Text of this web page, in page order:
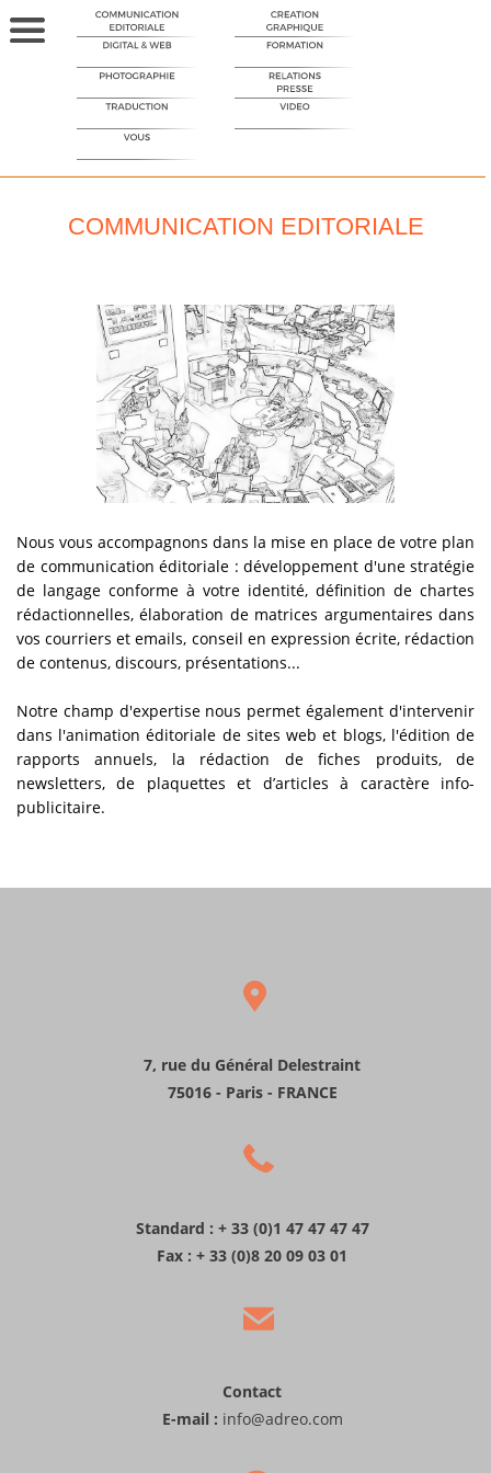
COMMUNICATION EDITORIALE
Nous vous accompagnons dans la mise en place de votre plan
de communication éditoriale : développement d'une stratégie
de langage conforme à votre identité, définition de chartes
rédactionnelles, élaboration de matrices argumentaires dans
vos courriers et emails, conseil en expression écrite, rédaction
de contenus, discours, présentations...
Notre champ d'expertise nous permet également d'intervenir
dans l'animation éditoriale de sites web et blogs, l'édition de
rapports annuels, la rédaction defiches produits, de
newsletters, de plaquettes et d’articles à caractère info-
publicitaire.
7, rue du Général Delestraint
75016 - Paris - FRANCE
Standard : + 33 (0)1 47 47 47 47
Fax : + 33 (0)8 20 09 03 01
Contact
E-mail : info@adreo.com